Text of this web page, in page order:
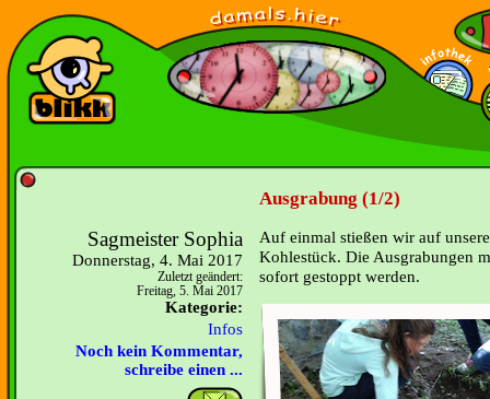
Ausgrabung (1/2)
Sagmeister Sophia
Donnerstag, 4. Mai 2017
Zuletzt geändert:
Freitag, 5. Mai 2017
Kategorie:
Infos
Noch kein Kommentar,
schreibe einen ...
Auf einmal stießen wir auf
Kohlestück. Die Ausgrabungen
sofort gestoppt werden.